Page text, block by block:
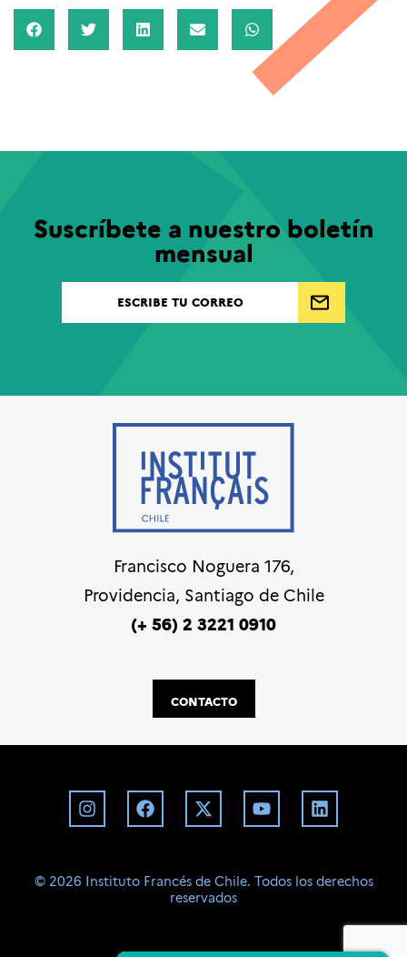
Suscríbete a nuestro boletín
mensual
Francisco Noguera 176,
Providencia, Santiago de Chile
(+ 56) 2 3221 0910
CONTACTO
©️ 2026 Instituto Francés de Chile. Todos los derechos
reservados